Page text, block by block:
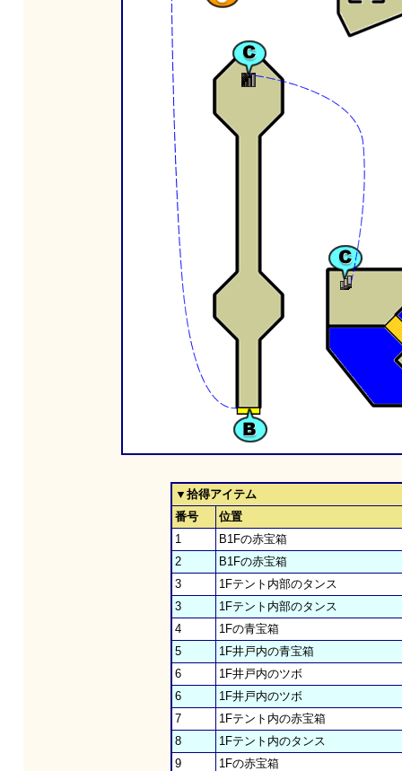
▼拾得アイテム
番号
位置
1
B1Fの赤宝箱
2
B1Fの赤宝箱
3
1Fテント内部のタンス
3
1Fテント内部のタンス
4
1Fの青宝箱
5
1F井戸内の青宝箱
6
1F井戸内のツボ
6
1F井戸内のツボ
7
1Fテント内の赤宝箱
8
1Fテント内のタンス
9
1Fの赤宝箱